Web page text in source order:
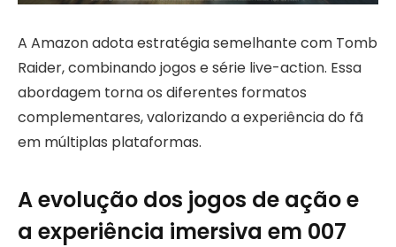
A Amazon adota estratégia semelhante com Tomb
Raider, combinando jogos e série live-action. Essa
abordagem torna os diferentes formatos
complementares, valorizando a experiência do fã
em múltiplas plataformas.
A evolução dos jogos de ação e
a experiência imersiva em 007